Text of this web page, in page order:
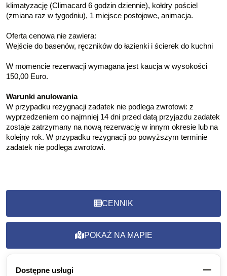
klimatyzację (Climacard 6 godzin dziennie), kołdry pościel
(zmiana raz w tygodniu), 1 miejsce postojowe, animacja.
Oferta cenowa nie zawiera:
Wejście do basenów, ręczników do łazienki i ścierek do kuchni
W momencie rezerwacji wymagana jest kaucja w wysokości
150,00 Euro.
Warunki anulowania
W przypadku rezygnacji zadatek nie podlega zwrotowi: z
wyprzedzeniem co najmniej 14 dni przed datą przyjazdu zadatek
zostaje zatrzymany na nową rezerwację w innym okresie lub na
kolejny rok. W przypadku rezygnacji po powyższym terminie
zadatek nie podlega zwrotowi.
CENNIK
POKAŻ NA MAPIE
Dostępne usługi